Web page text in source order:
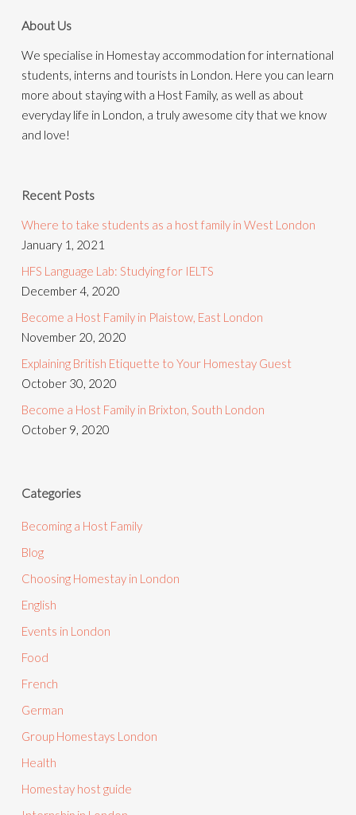
About Us
We specialise in Homestay accommodation for international
students, interns and tourists in London. Here you can learn
more about staying with a Host Family, as well as about
everyday life in London, a truly awesome city that we know
and love!
Recent Posts
Where to take students as a host family in West London
January 1, 2021
HFS Language Lab: Studying for IELTS
December 4, 2020
Become a Host Family in Plaistow, East London
November 20, 2020
Explaining British Etiquette to Your Homestay Guest
October 30, 2020
Become a Host Family in Brixton, South London
October 9, 2020
Categories
Becoming a Host Family
Blog
Choosing Homestay in London
English
Events in London
Food
French
German
Group Homestays London
Health
Homestay host guide